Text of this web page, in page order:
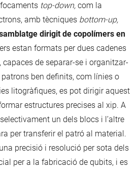
top-down, com la
amb tècniques bottom-up,
dirigit de copolímers en
estan formats per dues cadenes
de separar-se i organitzar-
ben definits, com línies o
litogràfiques, es pot dirigir aquest
estructures precises al xip. A
un dels blocs i l’altre
per transferir el patró al material.
precisió i resolució per sota dels
per a la fabricació de qubits, i es